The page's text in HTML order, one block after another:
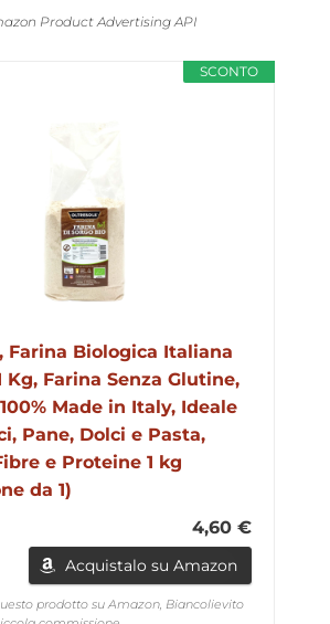
Product Advertising API
SCONTO
Farina Biologica Italiana
Kg, Farina Senza Glutine,
Made in Italy, Ideale
Pane, Dolci e Pasta,
e Proteine 1 kg
da 1)
4,60 €
Acquistalo su Amazon
prodotto su Amazon, Biancolievito